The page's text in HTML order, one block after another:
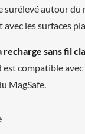
surélevé autour du
les surfaces
sans fil
compatible avec
MagSafe.